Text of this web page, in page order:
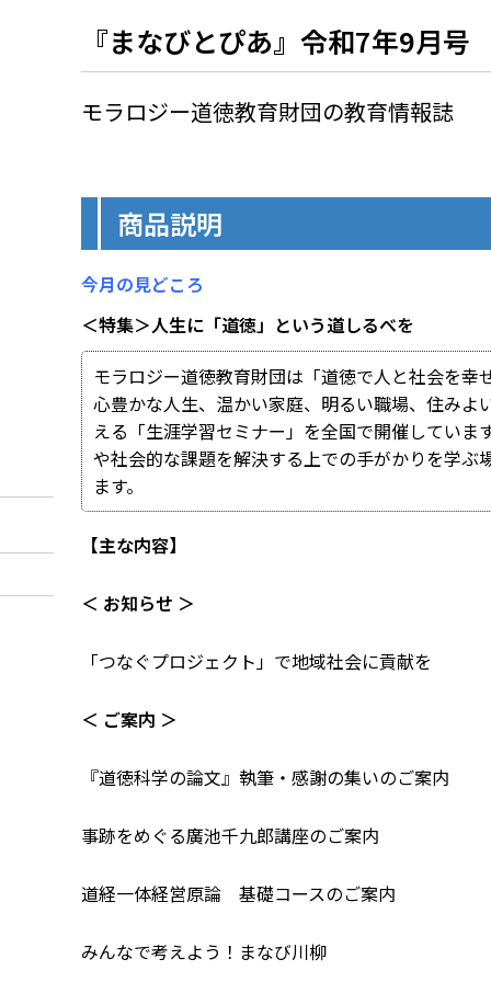
『まなびとぴあ』令和7年9月号
モラロジー道徳教育財団の教育情報誌
商品説明
今月の見どころ
＜特集＞人生に「道徳」という道しるべを
モラロジー道徳教育財団は「道徳で人と社会を
心豊かな人生、温かい家庭、明るい職場、住み
える「生涯学習セミナー」を全国で開催してい
や社会的な課題を解決する上での手がかりを学
ます。
【主な内容】
＜ お知らせ ＞
「つなぐプロジェクト」で地域社会に貢献を
＜ ご案内 ＞
『道徳科学の論文』執筆・感謝の集いのご案内
事跡をめぐる廣池千九郎講座のご案内
道経一体経営原論 基礎コースのご案内
みんなで考えよう！まなび川柳